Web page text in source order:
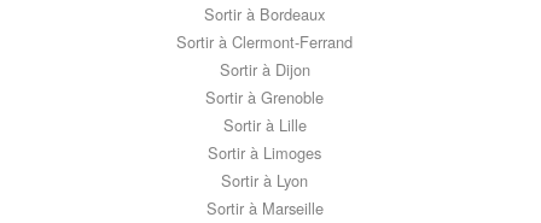
Sortir à Bordeaux
Sortir à Clermont-Ferrand
Sortir à Dijon
Sortir à Grenoble
Sortir à Lille
Sortir à Limoges
Sortir à Lyon
Sortir à Marseille